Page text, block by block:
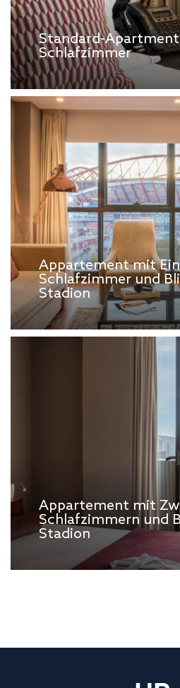
Standard-
Schlafzimmer
Appartement mit
Schlafzimmer und
Stadion
Appartement mit
Schlafzimmern und
Stadion